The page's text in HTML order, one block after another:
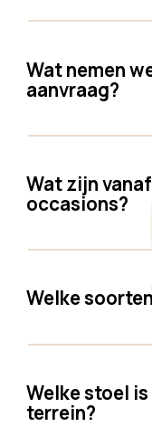
Wat nemen
aanvraag?
Wat zijn
occasions?
Welke
Welke stoel
terrein?